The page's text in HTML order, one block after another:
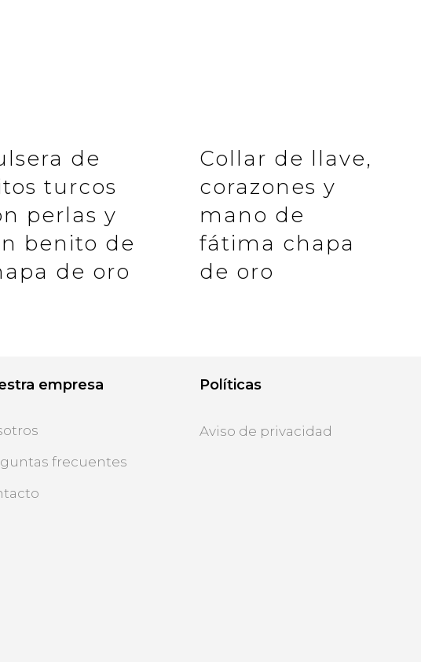
de
turcos
perlas y
benito de
de oro
Collar de llave,
corazones y
mano de
fátima chapa
de oro
empresa
frecuentes
Políticas
Aviso de privacidad